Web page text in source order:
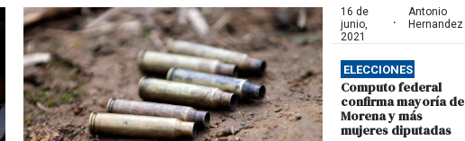
16 de
junio,
2021
·
Antonio
Hernandez
ELECCIONES
Computo federal
confirma mayoría de
Morena y más
mujeres diputadas